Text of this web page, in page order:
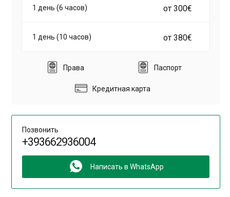
1 день (6 часов) от 300€
1 день (10 часов) от 380€
Права Паспорт
Кредитная карта
Позвонить
+393662936004
Написать в WhatsApp